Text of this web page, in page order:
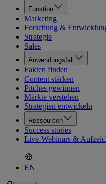
Funktion
Marketing
Forschung &
Strategie
Sales
Anwendungsfall
Fakten finden
Content stärken
Pitches gewinnen
Märkte verstehen
Strategien entwickeln
Ressourcen
Success stories
Live-Webinars &
EN